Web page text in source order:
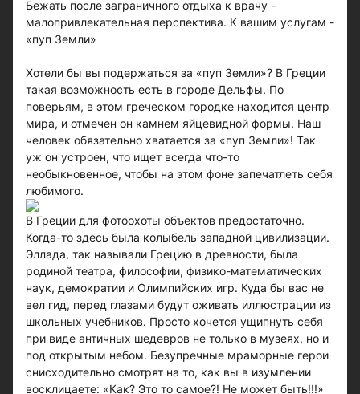
Бежать после заграничного отдыха к врачу -
малопривлекательная перспектива. К вашим услугам -
«пуп Земли»
Хотели бы вы подержаться за «пуп Земли»? В Греции
такая возможность есть в городе Дельфы. По
поверьям, в этом греческом городке находится центр
мира, и отмечен он камнем яйцевидной формы. Наш
человек обязательно хватается за «пуп Земли»! Так
уж он устроен, что ищет всегда что-то
необыкновенное, чтобы на этом фоне запечатлеть себя
любимого.
В Греции для фотоохоты объектов предостаточно.
Когда-то здесь была колыбель западной цивилизации.
Эллада, так называли Грецию в древности, была
родиной театра, философии, физико-математических
наук, демократии и Олимпийских игр. Куда бы вас не
вел гид, перед глазами будут оживать иллюстрации из
школьных учебников. Просто хочется ущипнуть себя
при виде античных шедевров не только в музеях, но и
под открытым небом. Безупречные мраморные герои
снисходительно смотрят на то, как вы в изумлении
восклицаете: «Как? Это то самое?! Не может быть!!!»